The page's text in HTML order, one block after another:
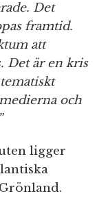
Det
framtid.
att
Det är en kris
och
ligger